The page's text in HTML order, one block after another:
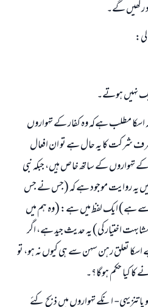
رکھیں گے۔
نہیں ہوتے۔
اسکا مطلب ہےکہ وہ کفار کے تہواروں
شرکت کا یہ حال ہے تو ان افعال
تہواروں کے ساتھ خاص ہیں، جبکہ نبی
میں یہ روایت موجود ہے کہ (جس نے جس
سے ہے) ایک لفظ میں ہے: (وہ ہم میں
اختیار کی) یہ حدیث جید ہے، اگر
تعلق رہن سہن سے ہی کیوں نہ ہو، تو
کیا حکم ہوگا؟۔
تنزیہی- انکے تہواروں میں ذبح کئے
کرنے کے لیے ہماری مدد کریں
و سلم کا فرمان ہے:
نیکی کرنے والے کے برابر اجر ملتا ہے۔
کریں